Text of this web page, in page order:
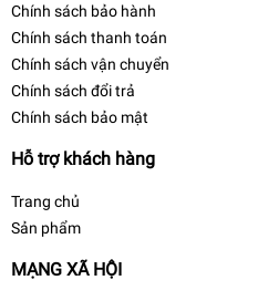
Chính sách bảo hành
Chính sách thanh toán
Chính sách vận chuyển
Chính sách đổi trả
Chính sách bảo mật
Hỗ trợ khách hàng
Trang chủ
Sản phẩm
MẠNG XÃ HỘI